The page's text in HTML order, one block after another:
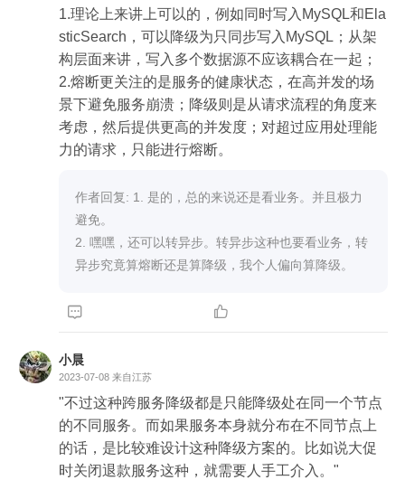
1.理论上来讲上可以的，例如同时写入MySQL和Ela
sticSearch，可以降级为只同步写入MySQL；从架
构层面来讲，写入多个数据源不应该耦合在一起；
2.熔断更关注的是服务的健康状态，在高并发的场
景下避免服务崩溃；降级则是从请求流程的角度来
考虑，然后提供更高的并发度；对超过应用处理能
力的请求，只能进行熔断。
作者回复: 1. 是的，总的来说还是看业务。并且极力
避免。
2. 嘿嘿，还可以转异步。转异步这种也要看业务，转
异步究竟算熔断还是算降级，我个人偏向算降级。
 
小晨
2023-07-08 来自江苏
"不过这种跨服务降级都是只能降级处在同一个节点
的不同服务。而如果服务本身就分布在不同节点上
的话，是比较难设计这种降级方案的。比如说大促
时关闭退款服务这种，就需要人手工介入。"